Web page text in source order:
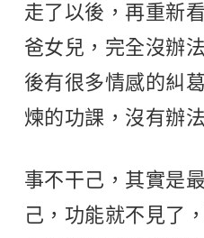
走了以後，再重新
爸女兒，完全沒辦
後有很多情感的糾
煉的功課，沒有辦
事不干己，其實是
己，功能就不見了